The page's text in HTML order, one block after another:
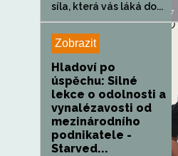
síla, která vás láká do...
Zobrazit
Hladoví po
úspěchu: Silné
lekce o odolnosti a
vynalézavosti od
mezinárodního
podnikatele -
Starved...